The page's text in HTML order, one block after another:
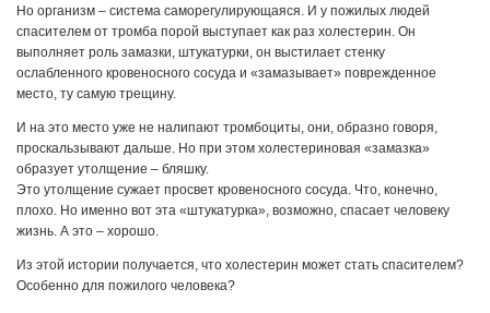
Но организм – система саморегулирующаяся. И у пожилых людей
спасителем от тромба порой выступает как раз холестерин. Он
выполняет роль замазки, штукатурки, он выстилает стенку
ослабленного кровеносного сосуда и «замазывает» поврежденное
место, ту самую трещину.
И на это место уже не налипают тромбоциты, они, образно говоря,
проскальзывают дальше. Но при этом холестериновая «замазка»
образует утолщение – бляшку.
Это утолщение сужает просвет кровеносного сосуда. Что, конечно,
плохо. Но именно вот эта «штукатурка», возможно, спасает человеку
жизнь. А это – хорошо.
Из этой истории получается, что холестерин может стать спасителем?
Особенно для пожилого человека?